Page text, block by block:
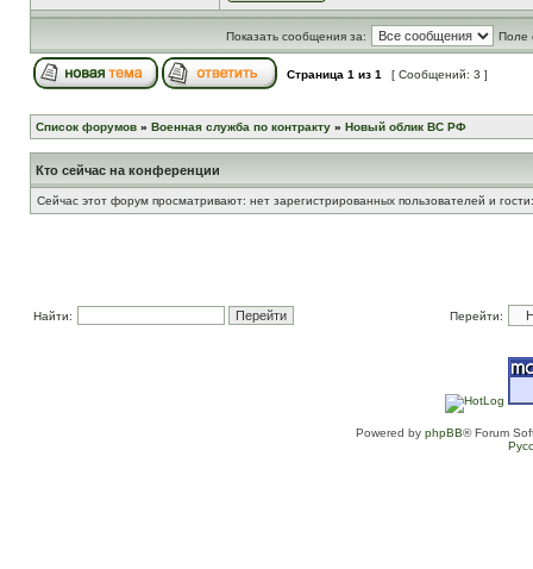
Показать сообщения за: Поле
Страница 1 из 1 [ Сообщений: 3 ]
Список форумов » Военная служба по контракту » Новый облик ВС РФ
Кто сейчас на конференции
Сейчас этот форум просматривают: нет зарегистрированных пользователей и
Найти: Перейти:
Powered by phpBB® Forum